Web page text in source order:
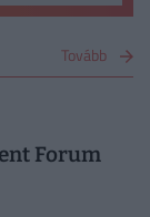
Tovább
Forum